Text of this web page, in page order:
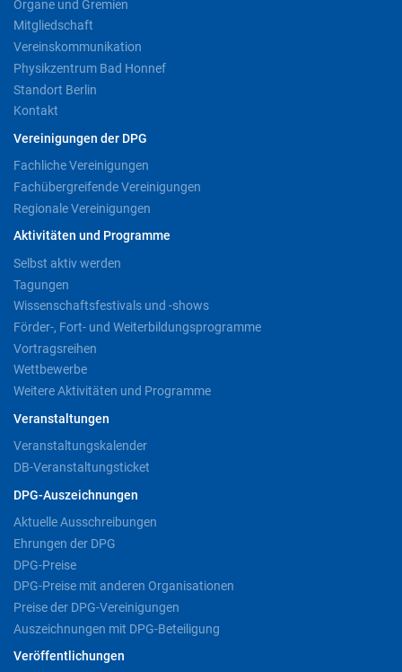
Organe und Gremien
Mitgliedschaft
Vereinskommunikation
Physikzentrum Bad Honnef
Standort Berlin
Kontakt
Vereinigungen der DPG
Fachliche Vereinigungen
Fachübergreifende Vereinigungen
Regionale Vereinigungen
Aktivitäten und Programme
Selbst aktiv werden
Tagungen
Wissenschaftsfestivals und -shows
Förder-, Fort- und Weiterbildungsprogramme
Vortragsreihen
Wettbewerbe
Weitere Aktivitäten und Programme
Veranstaltungen
Veranstaltungskalender
DB-Veranstaltungsticket
DPG-Auszeichnungen
Aktuelle Ausschreibungen
Ehrungen der DPG
DPG-Preise
DPG-Preise mit anderen Organisationen
Preise der DPG-Vereinigungen
Auszeichnungen mit DPG-Beteiligung
Veröffentlichungen